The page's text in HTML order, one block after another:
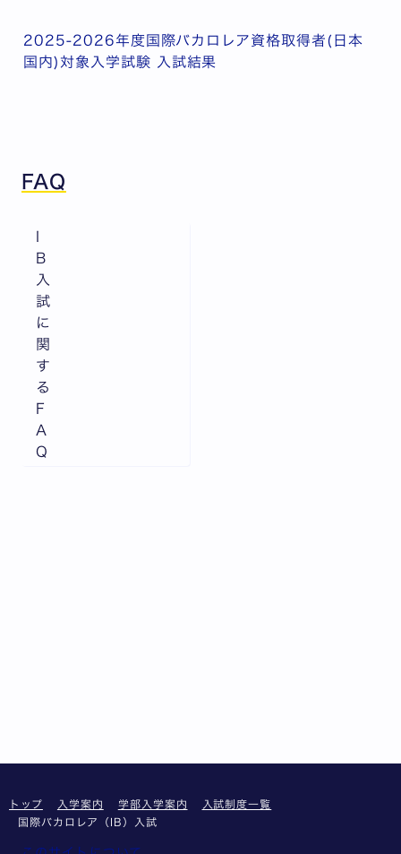
2025-2026年度国際バカロレア資格取得者(日本
国内)対象入学試験 入試結果
FAQ
B
入
試
に
関
す
る
F
A
Q
トップ 入学案内 学部入学案内
入試制度一覧
国際バカロレア（IB）入試